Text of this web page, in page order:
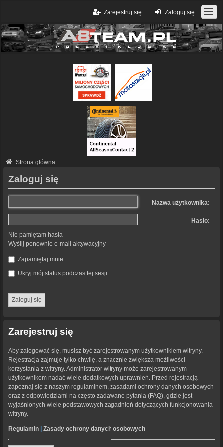
Zaloguj się
Zarejestruj się
Strona główna
Zaloguj się
Nazwa użytkownika:
Hasło:
Nie pamiętam hasła
Wyślij ponownie e-mail aktywacyjny
Zapamiętaj mnie
Ukryj mój status podczas tej sesji
Zarejestruj się
Aby zalogować się, musisz być zarejestrowanym użytkownikiem witryny.
Rejestracja zajmuje tylko chwilę, a znacznie zwiększa możliwości
korzystania z witryny. Administrator witryny może zarejestrowanym
użytkownikom nadać wiele dodatkowych uprawnień. Przed rejestracją
zapoznaj się z naszym regulaminem, zasadami ochrony danych osobowych
oraz z odpowiedziami na często zadawane pytania (FAQ), gdzie jest
wyjaśnionych wiele podstawowych zagadnień dotyczących funkcjonowania
witryny.
Regulamin Zasady ochrony danych osobowych